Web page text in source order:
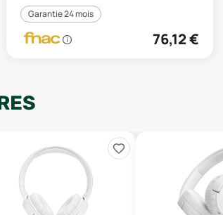
Garantie 24 mois
76,12€